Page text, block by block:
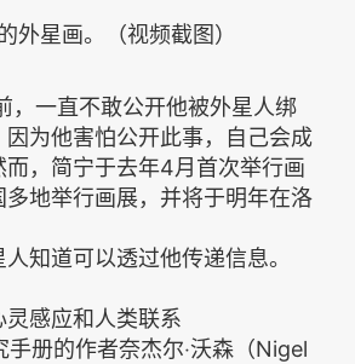
外星画。（视频截图）
，一直不敢公开他被外星人绑
为他害怕公开此事，自己会成
而，简宁于去年4月首次举行画
多地举行画展，并将于明年在洛
知道可以透过他传递信息。
感应和人类联系
手册的作者奈杰尔‧沃森（Nigel